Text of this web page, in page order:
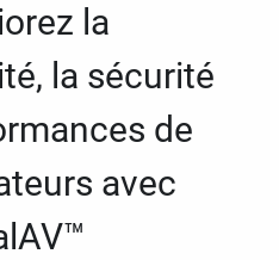
la
la sécurité
de
avec